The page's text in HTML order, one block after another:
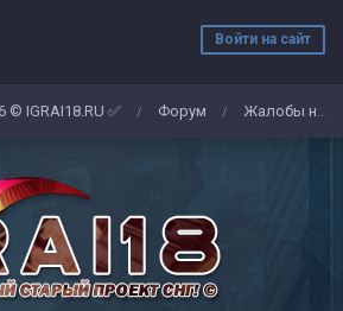
Войти на сайт
© IGRAI18.RU ✅ / Форум / Жалобы на админов/игроков